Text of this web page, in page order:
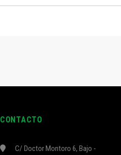
CONTACTO
C/ Doctor Montoro 6, Bajo -